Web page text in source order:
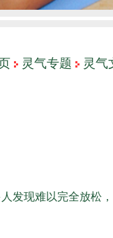
灵气专题 灵气
发现难以完全放松